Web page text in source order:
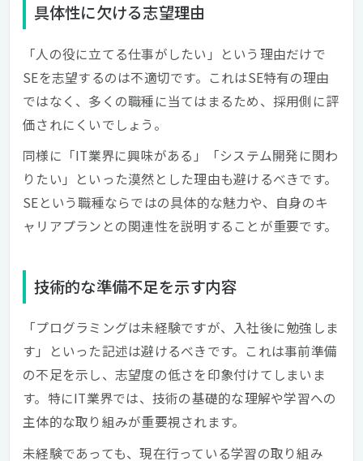
具体性に欠ける志望理由
「人の役に立てる仕事がしたい」という理由だけで
SEを志望するのは不適切です。これはSE特有の理由
ではなく、多くの職種に当てはまるため、採用側に評
価されにくいでしょう。
同様に「IT業界に興味がある」「システム開発に関わ
りたい」といった漠然とした理由も避けるべきです。
SEという職種ならではの具体的な魅力や、自身のキ
ャリアプランとの関連性を説明することが重要です。
技術的な準備不足を示す内容
「プログラミングは未経験ですが、入社後に勉強しま
す」といった記述は避けるべきです。これは事前準備
の不足を示し、志望度の低さを印象付けてしまいま
す。特にIT業界では、技術の基礎的な理解や学習への
主体的な取り組みが重要視されます。
未経験であっても、現在行っている学習の取り組み